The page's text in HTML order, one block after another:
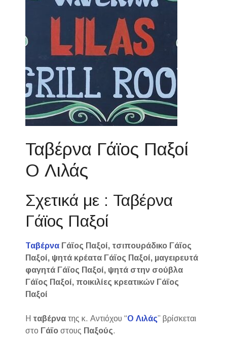
Ταβέρνα Γάϊος Παξοί
Ο Λιλάς
Σχετικά με : Ταβέρνα
Γάϊος Παξοί
Ταβέρνα Γάϊος Παξοί, τσιπουράδικο Γάϊος
Παξοί, ψητά κρέατα Γάϊος Παξοί, μαγειρευτά
φαγητά Γάϊος Παξοί, ψητά στην σούβλα
Γάϊος Παξοί, ποικιλίες κρεατικών Γάϊος
Παξοί
Η ταβέρνα της κ. Αντιόχου “Ο Λιλάς” βρίσκεται
στο Γάϊο στους Παξούς.